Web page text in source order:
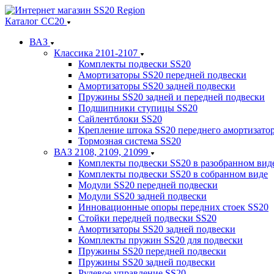
Каталог СС20
ВАЗ
Классика 2101-2107
Комплекты подвески SS20
Амортизаторы SS20 передней подвески
Амортизаторы SS20 задней подвески
Пружины SS20 задней и передней подвески
Подшипники ступицы SS20
Сайлентблоки SS20
Крепление штока SS20 переднего
Тормозная система SS20
ВАЗ 2108, 2109, 21099
Комплекты подвески SS20 в разобранном
Комплекты подвески SS20 в собранном виде
Модули SS20 передней подвески
Модули SS20 задней подвески
Инновационные опоры передних стоек SS20
Стойки передней подвески SS20
Амортизаторы SS20 задней подвески
Комплекты пружин SS20 для подвески
Пружины SS20 передней подвески
Пружины SS20 задней подвески